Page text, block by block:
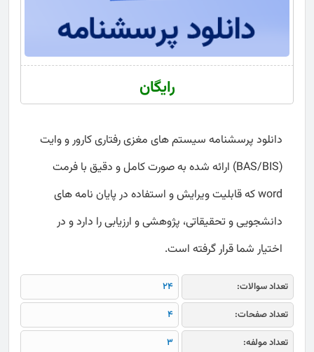
رایگان
دانلود پرسشنامه سیستم های مغزی رفتاری کارور و وایت
(BAS/BIS) ارائه شده به صورت کامل و دقیق با فرمت
word که قابلیت ویرایش و استفاده در پایان نامه های
دانشجویی و تحقیقاتی، پژوهشی و ارزیابی را دارد و در
اختیار شما قرار گرفته است.
تعداد سوالات:
24
تعداد صفحات:
4
تعداد مولفه:
3